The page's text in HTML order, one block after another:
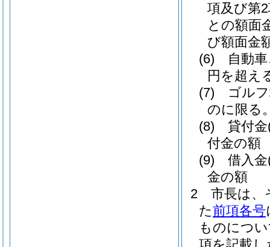
項及び第
との額面
び額面金
(6)
自動
円を超え
(7)
ゴル
のに限る
(8)
貸付金
付金の額
(9)
借入金
金の額
2
市長は、
た前項各号
ものにつ